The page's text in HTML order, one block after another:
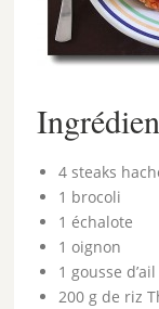
4 steaks
1 brocoli
1 échalote
1 oignon
1 gousse d’ail
200 g de riz